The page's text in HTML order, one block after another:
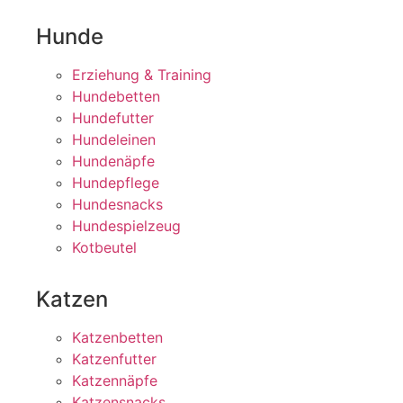
Hunde
Erziehung & Training
Hundebetten
Hundefutter
Hundeleinen
Hundenäpfe
Hundepflege
Hundesnacks
Hundespielzeug
Kotbeutel
Katzen
Katzenbetten
Katzenfutter
Katzennäpfe